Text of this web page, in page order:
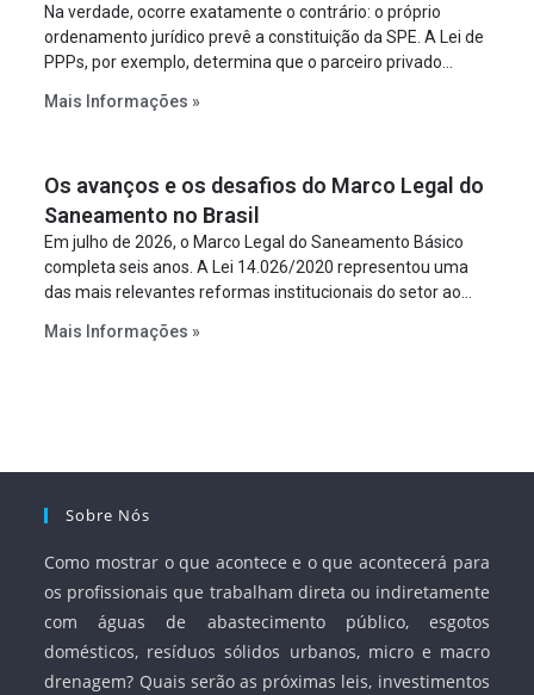
Na verdade, ocorre exatamente o contrário: o próprio
ordenamento jurídico prevê a constituição da SPE. A Lei de
PPPs, por exemplo, determina que o parceiro privado
empreendimento. Ou seja, a suposta “fraude à licitação” é
projeto a projeto.
Mais Informações »
Os avanços e os desafios do Marco Legal do
Saneamento no Brasil
Em julho de 2026, o Marco Legal do Saneamento Básico
completa seis anos. A Lei 14.026/2020 representou uma
das mais relevantes reformas institucionais do setor ao
serviços, ampliar a participação da iniciativa privada,
Mais Informações »
Sobre Nós
Como mostrar o que acontece e o que acontecerá para
os profissionais que trabalham direta ou indiretamente
com águas de abastecimento público, esgotos
domésticos, resíduos sólidos urbanos, micro e macro
drenagem? Quais serão as próximas leis, investimentos